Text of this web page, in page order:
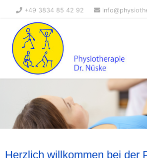
+49 3834 85 42 92
Herzlich willkommen bei der